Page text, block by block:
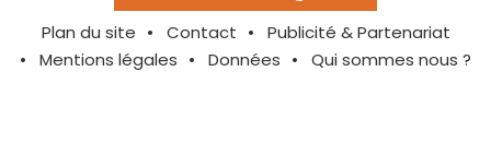
Plan du site Contact
Publicité & Partenariat
Mentions légales
Données Qui sommes nous ?